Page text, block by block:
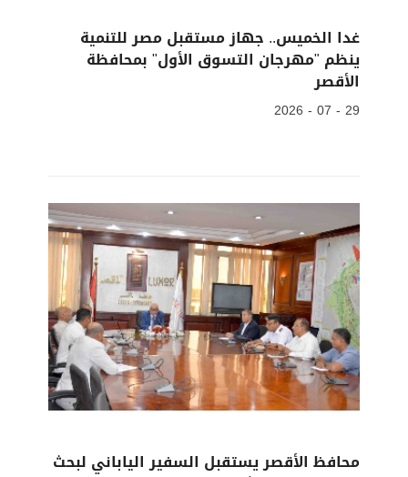
غدا الخميس.. جهاز مستقبل مصر للتنمية
ينظم "مهرجان التسوق الأول" بمحافظة
الأقصر
29 - 07 - 2026
محافظ الأقصر يستقبل السفير الياباني لبحث